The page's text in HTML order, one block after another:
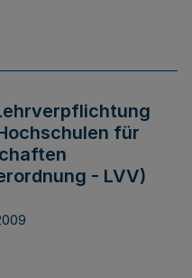
für
- LVV)